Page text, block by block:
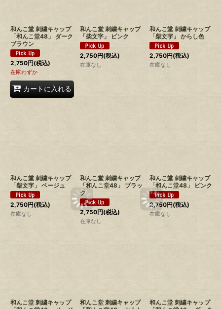
和んこ堂 刺繍キャップ
「和んこ堂48」 ダーク
ブラウン
2,750円(税込)
在庫わずか
カートに入れる
和んこ堂 刺繍キャップ
「柴文字」 ピンク
2,750円(税込)
在庫なし
和んこ堂 刺繍キャップ
「柴文字」 からし色
2,750円(税込)
在庫なし
和んこ堂 刺繍キャップ
「柴文字」 ベージュ
2,750円(税込)
在庫なし
和んこ堂 刺繍キャップ
「和んこ堂48」 ブラッ
ク
2,750円(税込)
在庫なし
和んこ堂 刺繍キャップ
「和んこ堂48」 ピンク
2,750円(税込)
在庫なし
和んこ堂 刺繍キャップ
和んこ堂 刺繍キャップ
和んこ堂 刺繍キャップ